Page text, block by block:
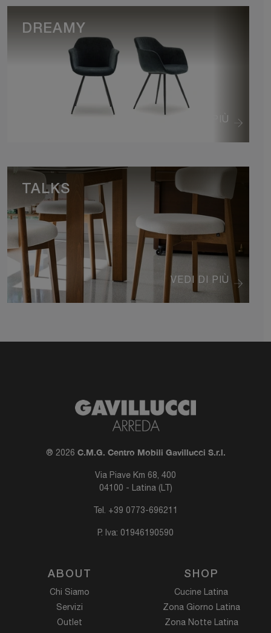
VEDI DI PIÙ
DREAMY
VEDI DI PIÙ
TALKS
® 2026 C.M.G. Centro Mobili Gavillucci S.r.l.
Via Piave Km 68, 400
04100 - Latina (LT)
Tel. +39 0773-696211
P. Iva: 01946190590
ABOUT
Chi Siamo
Servizi
Outlet
SHOP
Cucine Latina
Zona Giorno Latina
Zona Notte Latina